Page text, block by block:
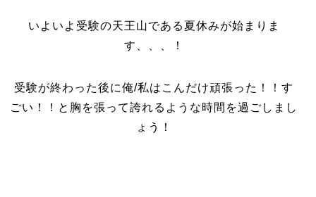
いよいよ受験の天王山である夏休みが始まりま
す、、、！
受験が終わった後に俺/私はこんだけ頑張った！！す
ごい！！と胸を張って誇れるような時間を過ごしまし
ょう！